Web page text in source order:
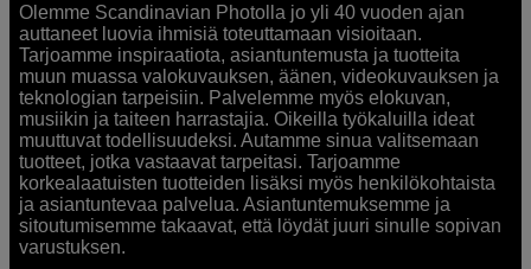
Olemme Scandinavian Photolla jo yli 40 vuoden ajan
auttaneet luovia ihmisiä toteuttamaan visioitaan.
Tarjoamme inspiraatiota, asiantuntemusta ja tuotteita
muun muassa valokuvauksen, äänen, videokuvauksen ja
teknologian tarpeisiin. Palvelemme myös elokuvan,
musiikin ja taiteen harrastajia. Oikeilla työkaluilla ideat
muuttuvat todellisuudeksi. Autamme sinua valitsemaan
tuotteet, jotka vastaavat tarpeitasi. Tarjoamme
korkealaatuisten tuotteiden lisäksi myös henkilökohtaista
ja asiantuntevaa palvelua. Asiantuntemuksemme ja
sitoutumisemme takaavat, että löydät juuri sinulle sopivan
varustuksen.